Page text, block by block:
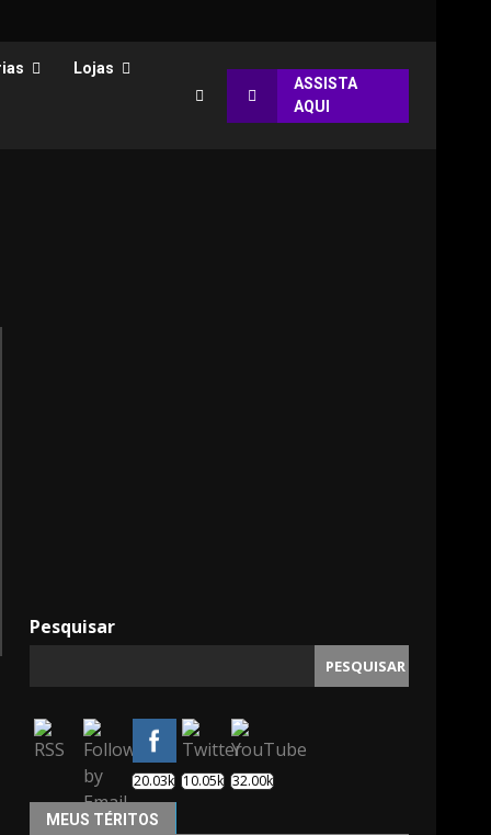
Lojas
ASSISTA
AQUI
Pesquisar
PESQUISAR
20.03k 10.05k 32.00k
MEUS TÉRITOS